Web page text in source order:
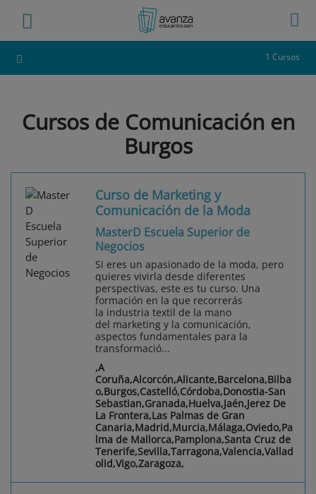
1 Cursos
Cursos de Comunicación en
Burgos
Curso de Marketing y
Comunicación de la Moda
MasterD Escuela Superior de
Negocios
Si eres un apasionado de la moda, pero
quieres vivirla desde diferentes
perspectivas, este es tu curso. Una
formación en la que recorrerás
la industria textil de la mano
del marketing y la comunicación,
aspectos fundamentales para la
transformació...
,A
Coruña,Alcorcón,Alicante,Barcelona,Bilba
o,Burgos,Castelló,Córdoba,Donostia-San
Sebastian,Granada,Huelva,Jaén,Jerez De
La Frontera,Las Palmas de Gran
Canaria,Madrid,Murcia,Málaga,Oviedo,Pa
lma de Mallorca,Pamplona,Santa Cruz de
Tenerife,Sevilla,Tarragona,Valencia,Vallad
olid,Vigo,Zaragoza,